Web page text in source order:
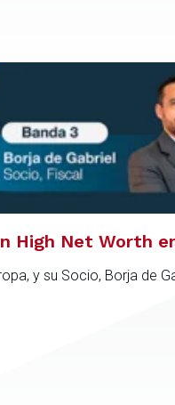
High Net Worth
y su Socio, Borja de